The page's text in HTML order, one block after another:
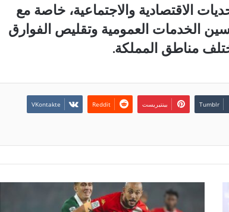
الاقتصادية والاجتماعية، خاصة مع
الخدمات العمومية وتقليص الفوارق
مناطق المملكة.
بينتيريست